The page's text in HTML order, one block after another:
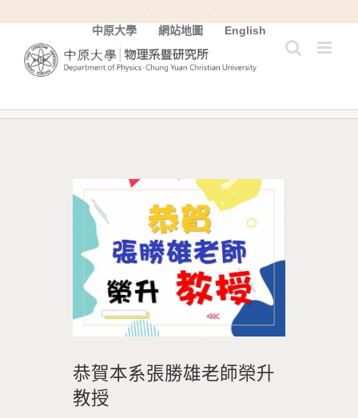
content
中原大學 網站地圖 English
View
Larger
Image
恭賀本系張勝雄老師榮升
教授